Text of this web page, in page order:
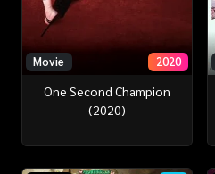
Movie 2020
One Second Champion
(2020)